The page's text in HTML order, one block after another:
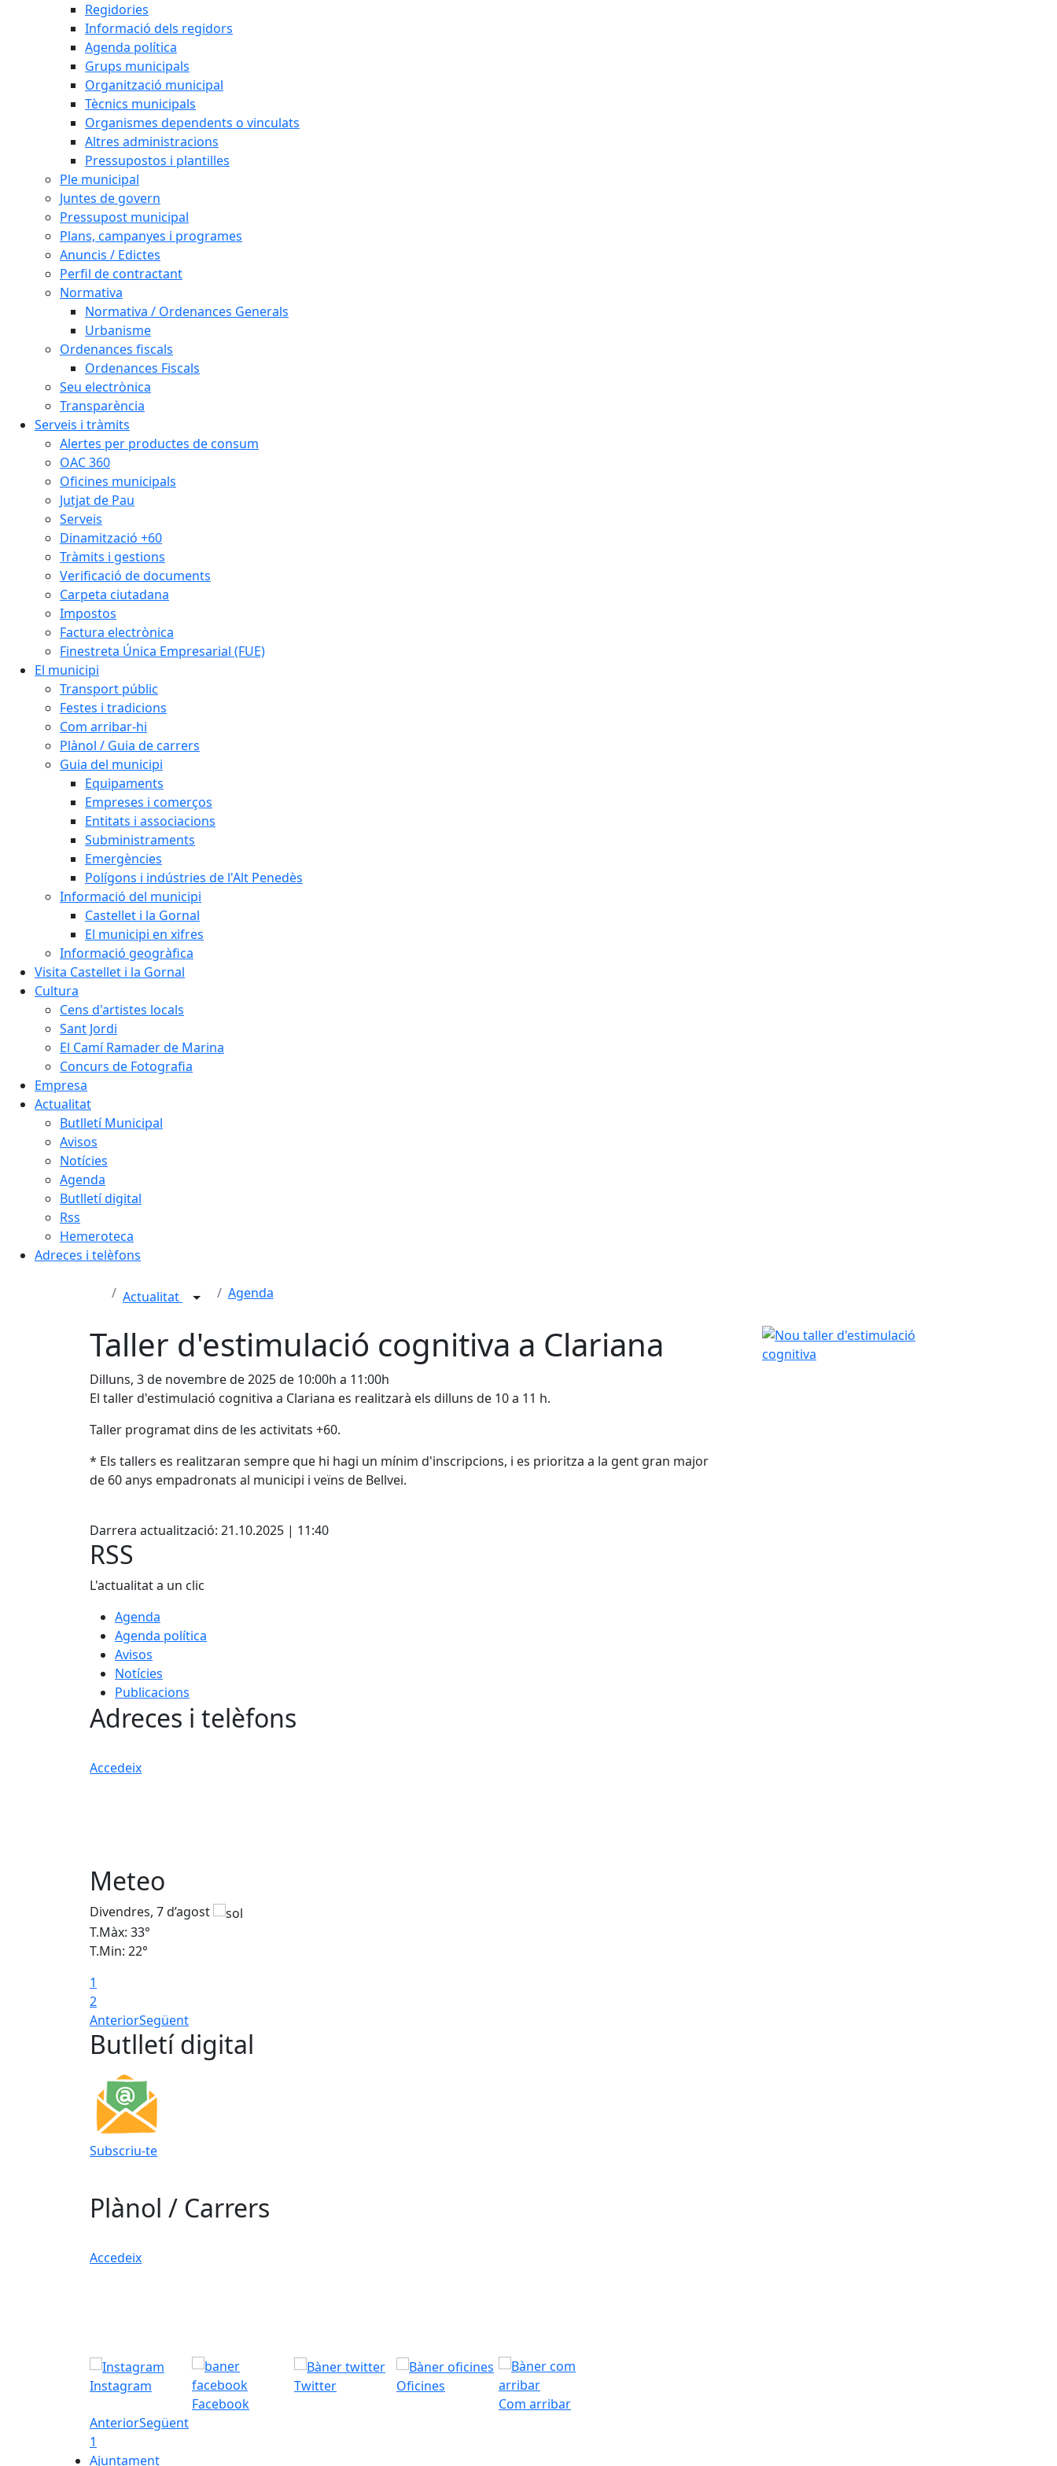
Regidories
Informació dels regidors
Agenda política
Grups municipals
Organització municipal
Tècnics municipals
Organismes dependents o vinculats
Altres administracions
Pressupostos i plantilles
Ple municipal
Juntes de govern
Pressupost municipal
Plans, campanyes i programes
Anuncis / Edictes
Perfil de contractant
Normativa
Normativa / Ordenances Generals
Urbanisme
Ordenances fiscals
Ordenances Fiscals
Seu electrònica
Transparència
Serveis i tràmits
Alertes per productes de consum
OAC 360
Oficines municipals
Jutjat de Pau
Serveis
Dinamització +60
Tràmits i gestions
Verificació de documents
Carpeta ciutadana
Impostos
Factura electrònica
Finestreta Única Empresarial (FUE)
El municipi
Transport públic
Festes i tradicions
Com arribar-hi
Plànol / Guia de carrers
Guia del municipi
Equipaments
Empreses i comerços
Entitats i associacions
Subministraments
Emergències
Polígons i indústries de l'Alt Penedès
Informació del municipi
Castellet i la Gornal
El municipi en xifres
Informació geogràfica
Visita Castellet i la Gornal
Cultura
Cens d'artistes locals
Sant Jordi
El Camí Ramader de Marina
Concurs de Fotografia
Empresa
Actualitat
Butlletí Municipal
Avisos
Notícies
Agenda
Butlletí digital
Rss
Hemeroteca
Adreces i telèfons
Actualitat Agenda
Taller d'estimulació cognitiva a Clariana
Dilluns, 3 de novembre de 2025 de 10:00h a 11:00h
El taller d'estimulació cognitiva a Clariana es realitzarà els dilluns de 10 a 11 h.
Taller programat dins de les activitats +60.
* Els tallers es realitzaran sempre que hi hagi un mínim d'inscripcions, i es prioritza a la gent gran major
de 60 anys empadronats al municipi i veïns de Bellvei.
Darrera actualització: 21.10.2025 | 11:40
Nou taller d'estimulació cognitiva
RSS
L'actualitat a un clic
Agenda
Agenda política
Avisos
Notícies
Publicacions
Adreces i telèfons
Accedeix
Meteo
Divendres, 7 d’agost
T.Màx: 33°
T.Min: 22°
1
2
AnteriorSegüent
Butlletí digital
Subscriu-te
Plànol / Carrers
Accedeix
Instagram
Facebook
Twitter
Oficines
Com arribar
AnteriorSegüent
1
Ajuntament